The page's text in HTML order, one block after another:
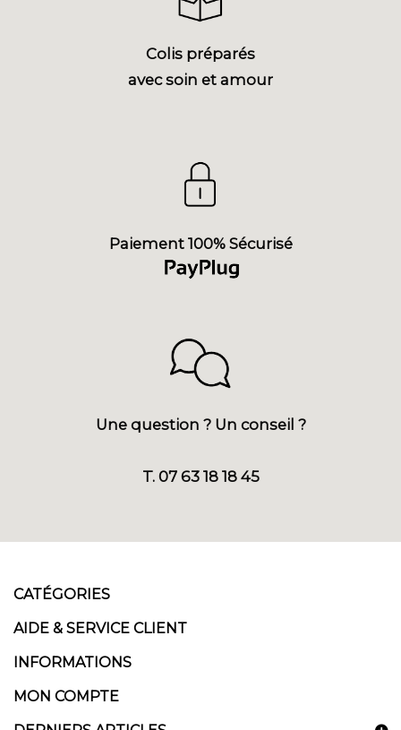
Colis préparés
avec soin et amour
Paiement 100% Sécurisé
Une question ? Un conseil ?
T. 07 63 18 18 45
CATÉGORIES
AIDE & SERVICE CLIENT
INFORMATIONS
MON COMPTE